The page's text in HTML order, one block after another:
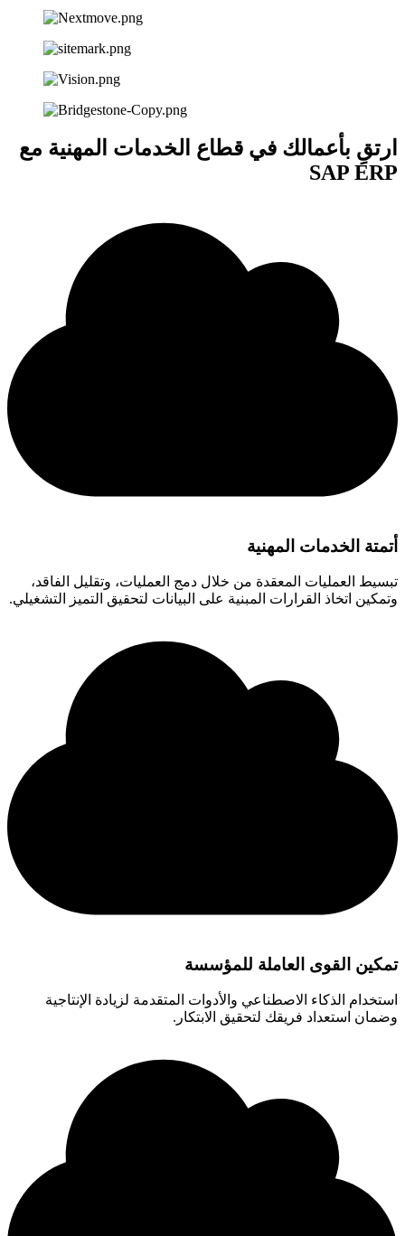
ارتقِ بأعمالك في قطاع الخدمات المهنية مع
SAP ERP
أتمتة الخدمات المهنية
تبسيط العمليات المعقدة من خلال دمج العمليات، وتقليل الفاقد،
وتمكين اتخاذ القرارات المبنية على البيانات لتحقيق التميز التشغيلي.
تمكين القوى العاملة للمؤسسة
استخدام الذكاء الاصطناعي والأدوات المتقدمة لزيادة الإنتاجية
وضمان استعداد فريقك لتحقيق الابتكار.